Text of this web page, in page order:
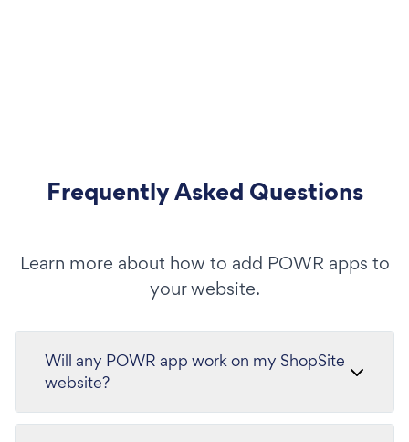
Frequently Asked Questions
Learn more about how to add POWR apps to
your website.
Will any POWR app work on my ShopSite
website?